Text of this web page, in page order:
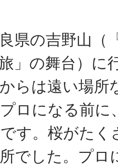
県の吉野山（
旅」の舞台）
らは遠い場所
ロになる前に
す。桜がたく
でした。プロ